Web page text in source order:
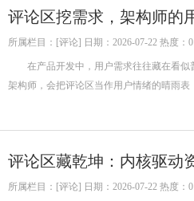
评论区挖需求，架构师的
所属栏目：[评论] 日期：2026-07-22 热度：0
在产品开发中，用户需求往往藏在看似
架构师，会把评论区当作用户情绪的晴雨
评论区藏乾坤：内核驱动
所属栏目：[评论] 日期：2026-07-22 热度：0